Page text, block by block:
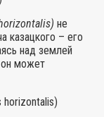
не
казацкого – его
над землей
он может